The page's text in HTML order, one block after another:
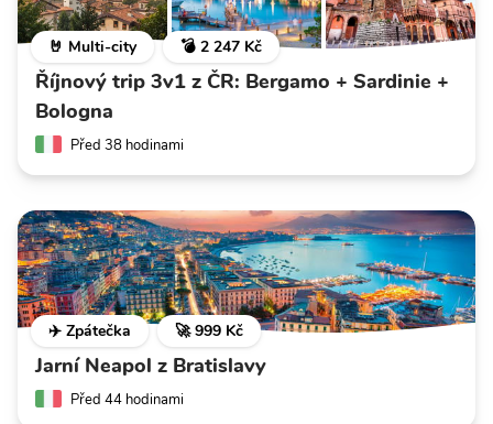
🤘 Multi-city 💣 2 247 Kč
Říjnový trip 3v1 z ČR: Bergamo + Sardinie +
Bologna
Před 38 hodinami
✈️ Zpátečka 🚀 999 Kč
Jarní Neapol z Bratislavy
Před 44 hodinami